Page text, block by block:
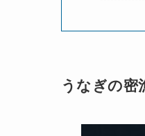
うなぎの密